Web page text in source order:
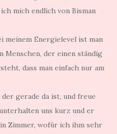
mich endlich von Bisman
meinem Energielevel ist man
Menschen, der einen ständig
dass man einfach nur am
gerade da ist, und freue
uns kurz und er
Zimmer, wofür ich ihm sehr